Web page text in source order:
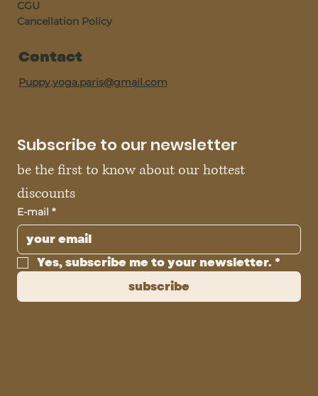
CGU
Cancellation Policy
Contact
Puppy.yoga.paris@gmail.com
Subscribe to our newsletter
be the first to know about our hottest
discounts
E-mail *
Yes, subscribe me to your newsletter. *
subscribe